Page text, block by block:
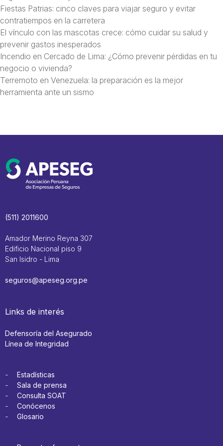
Fiestas Patrias: cinco claves para viajar seguro y evitar
contratiempos en la carretera
El vínculo con las mascotas crece: cómo cuidar su salud y
prevenir gastos inesperados
Incendio en Cercado de Lima: ¿Cómo prevenir pérdidas en tu
negocio o vivienda?
Terremoto en Venezuela: la preparación es la mejor
herramienta ante un sismo
(511) 2011600
Amador Merino Reyna 307
Edificio Nacional piso 9
San Isidro - Lima
seguros@apeseg.org.pe
Links de interés
Defensoría del Asegurado
Línea de Integridad
Estadísticas
Sala de prensa
Consulta SOAT
Conócenos
Glosario